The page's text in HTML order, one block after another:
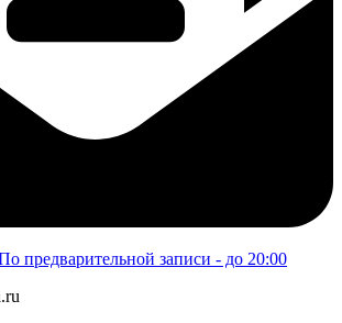
предварительной записи - до 20:00